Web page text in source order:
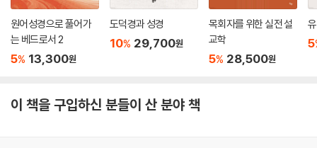
원어성경으로 풀어가
는 베드로서 2
5% 13,300원
도덕경과 성경
10% 29,700원
목회자를 위한 실전 설
교학
5% 28,500원
5
이 책을 구입하신 분들이 산 분야 책